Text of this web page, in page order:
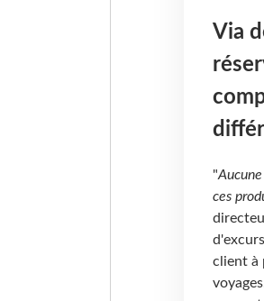
Via
"
ces
client à